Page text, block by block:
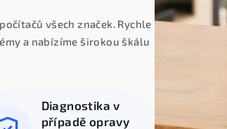
všech značek. Rychle
a nabízíme širokou škálu
Diagnostika v
případě opravy